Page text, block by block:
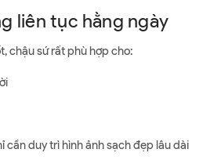
liên tục hằng ngày
chậu sứ rất phù hợp cho:
cần duy trì hình ảnh sạch đẹp lâu dài